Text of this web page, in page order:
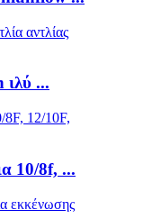
...
10/8f, ...